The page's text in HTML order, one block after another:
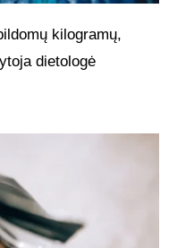
kilogramų,
dietologė